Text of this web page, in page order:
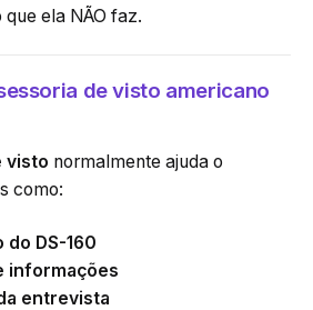
ela NÃO faz.
de visto americano
visto normalmente ajuda o
como:
DS-160
informações
entrevista